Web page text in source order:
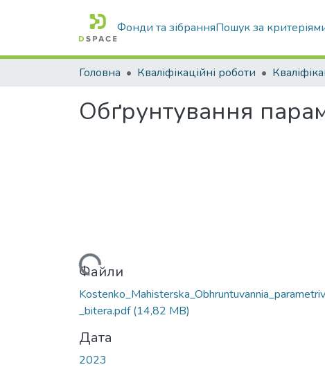
Фонди та зібранняПошук за
Головна Кваліфікаційні роботи
Обґрунтування
Вантажиться...
Файли
Kostenko_Mahisterska_Obhruntuvannia_parametriv
_bitera.pdf(14,82 MB)
Дата
2023